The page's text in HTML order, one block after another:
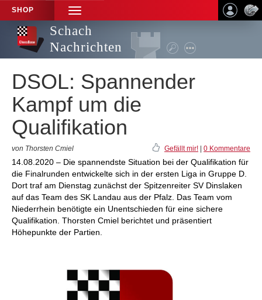
SHOP
TOGGLE
NAVIGATION
Schach
Nachrichten
DSOL: Spannender
Kampf um die
Qualifikation
von Thorsten Cmiel Gefällt mir! 0 Kommentare
14.08.2020 – Die spannendste Situation bei der Qualifikation für
die Finalrunden entwickelte sich in der ersten Liga in Gruppe D.
Dort traf am Dienstag zunächst der Spitzenreiter SV Dinslaken
auf das Team des SK Landau aus der Pfalz. Das Team vom
Niederrhein benötigte ein Unentschieden für eine sichere
Qualifikation. Thorsten Cmiel berichtet und präsentiert
Höhepunkte der Partien.